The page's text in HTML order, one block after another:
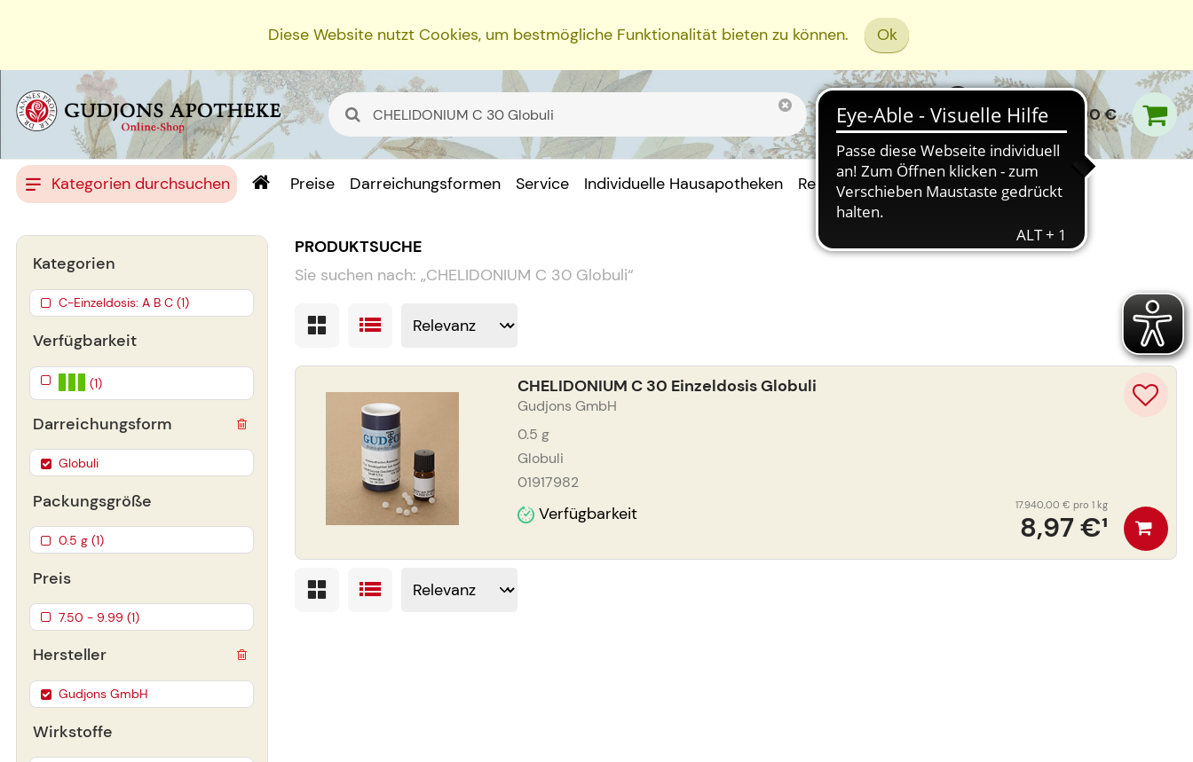
Diese Website nutzt Cookies, um bestmögliche Funktionalität bieten zu können. Ok
0,00 €
Kategorien durchsuchen Preise Darreichungsformen Service Individuelle Hausapotheken Rezept Einreichen
PRODUKTSUCHE
Sie suchen nach: „CHELIDONIUM C 30 Globuli“
CHELIDONIUM C 30 Einzeldosis Globuli
Gudjons GmbH
0.5 g
Globuli
01917982
Verfügbarkeit 8,97 €¹
17.940,00 € pro 1 kg
Verfügbarkeit
(1)
Darreichungsform
Globuli
Packungsgröße
0.5 g (1)
Preis
7.50 - 9.99 (1)
Hersteller
Gudjons GmbH
Wirkstoffe
Kategorien
C-Einzeldosis: A B C (1)